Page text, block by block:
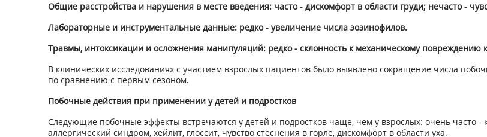
Общие расстройства и нарушения в месте введения: часто - дискомфорт в области груди; нечасто -
Лабораторные и инструментальные данные: редко - увеличение числа эозинофилов.
Травмы, интоксикации и осложнения манипуляций: редко - склонность к механическому повреждению
В клинических исследованиях с участием взрослых пациентов было выявлено сокращение числа
по сравнению с первым сезоном.
Побочные действия при применении у детей и подростков
Следующие побочные эффекты встречаются у детей и подростков чаще, чем у взрослых: очень часто -
аллергический синдром, хейлит, глоссит, чувство стеснения в горле, дискомфорт в области уха.